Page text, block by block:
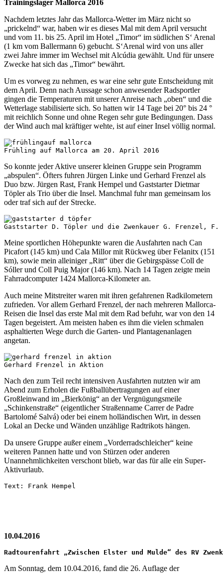
Trainingslager Mallorca 2016
Nachdem letztes Jahr das Mallorca-Wetter im März nicht so
„prickelnd“ war, haben wir es dieses Mal mit dem April versucht
und vom 11. bis 25. April im Hotel „Timor“ im südlichen S‘ Arenal
(1 km vom Ballermann 6) gebucht. S‘Arenal wird von uns aller
zwei Jahre immer im Wechsel mit Alcúdia gewählt. Und für unsere
Zwecke hat sich das „Timor“ bewährt.
Um es vorweg zu nehmen, es war eine sehr gute Entscheidung mit
dem April. Denn nach Aussage schon anwesender Radsportler
gingen die Temperaturen mit unserer Anreise nach „oben“ und die
Wetterlage stabilisierte sich. So hatten wir 14 Tage bei 20° bis 24 °
mit reichlich Sonne und ohne Regen sehr gute Bedingungen. Dass
der Wind auch mal kräftiger wehte, ist auf einer Insel völlig normal.
Frühling auf Mallorca am 20. April 2016
So konnte jeder Aktive unserer kleinen Gruppe sein Programm
„abspulen“. Öfters fuhren Jürgen Linke und Gerhard Frenzel als
Duo bzw. Jürgen Rast, Frank Hempel und Gaststarter Dietmar
Töpler als Trio über die Insel. Manchmal fuhr man gemeinsam los
oder traf sich auf der Strecke.
Gaststarter D. Töpler und die Zwenkauer G. Frenzel,
Meine sportlichen Höhepunkte waren die Ausfahrten nach Can
Picafort (145 km) und Cala Millor mit Rückweg über Felanitx (151
km), sowie mein alleiniger „Ritt“ über die Gebirgspässe Coll de
Sóller und Coll Puig Major (146 km). Nach 14 Tagen zeigte mein
Fahrradcomputer 1424 Mallorca-Kilometer an.
Auch meine Mitstreiter waren mit ihren gefahrenen Radkilometern
zufrieden. Vor allem Gerhard Frenzel, der nach mehreren Mallorca-
Reisen die Insel das erste Mal mit dem Rad befuhr, war von den 14
Tagen begeistert. Am meisten haben es ihm die vielen schmalen
asphaltierten Wege durch die Garten- und Plantagenanlagen
angetan.
Gerhard Frenzel in Aktion
Nach den zum Teil recht intensiven Ausfahrten nutzten wir am
Abend zum Erholen die Fußballübertragungen auf einer
Großleinwand im „Bierkönig“ an der Vergnügungsmeile
„Schinkenstraße“ (eigentlicher Straßenname Carrer de Padre
Bartolomé Salvá) oder bei einem holländischen Wirt, in dessen
Lokal an Decke und Wänden unzählige Radtrikots hängen.
Da unsere Gruppe außer einem „Vorderradschleicher“ keine
weiteren Pannen hatte und von Stürzen oder anderen
Unannehmlichkeiten verschont blieb, war das für alle ein Super-
Aktivurlaub.
Text: Frank Hempel
10.04.2016
Radtourenfahrt „Zwischen Elster und Mulde“ des RV
Am Sonntag, dem 10.04.2016, fand die 26. Auflage der